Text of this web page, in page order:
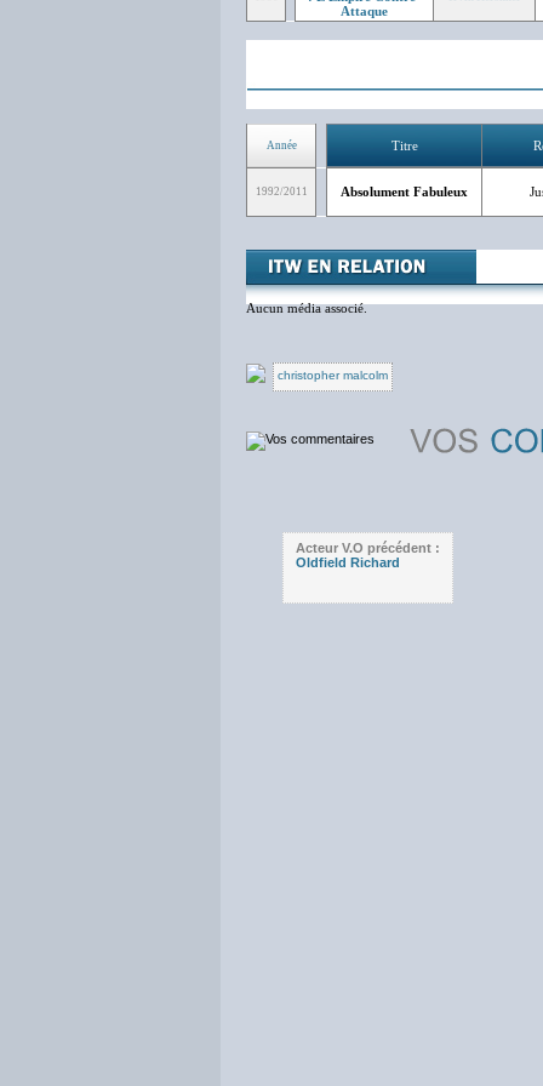
Attaque
Année Titre
1992/2011 Absolument Fabuleux
Aucun média associé.
christopher malcolm
Acteur V.O précédent :
Oldfield Richard